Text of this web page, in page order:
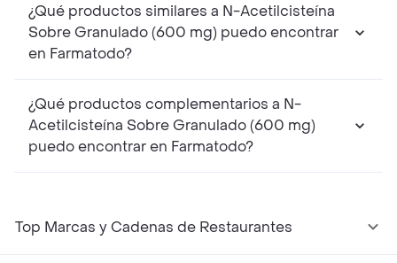
¿Qué productos similares a N-Acetilcisteína
Sobre Granulado (600 mg) puedo encontrar
en Farmatodo?
¿Qué productos complementarios a N-
Acetilcisteína Sobre Granulado (600 mg)
puedo encontrar en Farmatodo?
Top Marcas y Cadenas de Restaurantes